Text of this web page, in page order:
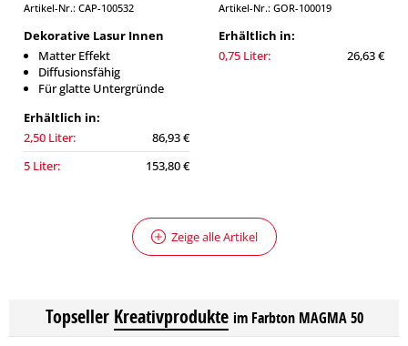
Artikel-Nr.: CAP-100532
Dekorative Lasur Innen
Matter Effekt
Diffusionsfähig
Für glatte Untergründe
Erhältlich in:
2,50 Liter:
86,93 €
5 Liter:
153,80 €
Artikel-Nr.: GOR-100019
Erhältlich in:
0,75 Liter:
26,63 €
Zeige alle Artikel
Topseller Kreativprodukte im Farbton MAGMA 50